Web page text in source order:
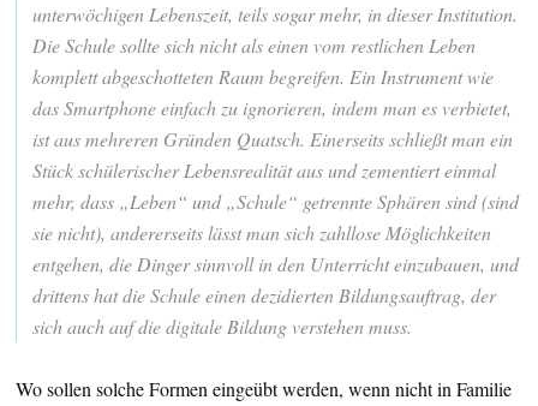
unterwöchigen Lebenszeit, teils sogar mehr, in dieser Institution.
Die Schule sollte sich nicht als einen vom restlichen Leben
komplett abgeschotteten Raum begreifen. Ein Instrument wie
das Smartphone einfach zu ignorieren, indem man es verbietet,
ist aus mehreren Gründen Quatsch. Einerseits schließt man ein
Stück schülerischer Lebensrealität aus und zementiert einmal
mehr, dass „Leben“ und „Schule“ getrennte Sphären sind (sind
sie nicht), andererseits lässt man sich zahllose Möglichkeiten
entgehen, die Dinger sinnvoll in den Unterricht einzubauen, und
drittens hat die Schule einen dezidierten Bildungsauftrag, der
sich auch auf die digitale Bildung verstehen muss.
Wo sollen solche Formen eingeübt werden, wenn nicht in Familie